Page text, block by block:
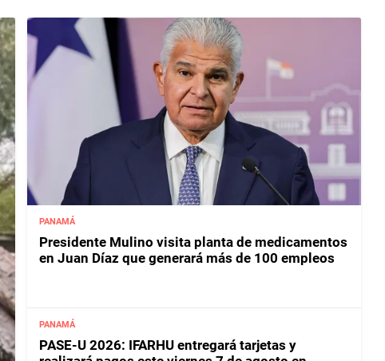
PANAMÁ
Presidente Mulino visita planta de medicamentos
en Juan Díaz que generará más de 100 empleos
PANAMÁ
PASE-U 2026: IFARHU entregará tarjetas y